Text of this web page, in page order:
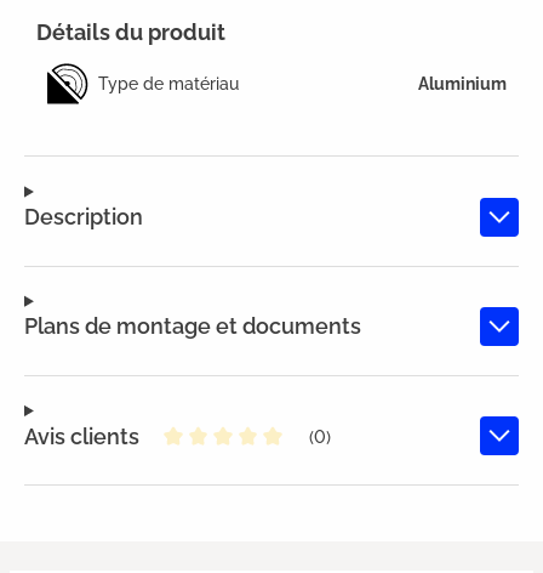
Description
Plans de montage et documents
Avis clients
(0)
Détails du produit
Type de matériau Aluminium